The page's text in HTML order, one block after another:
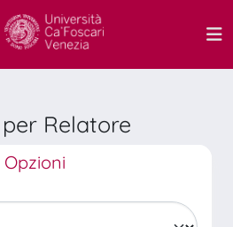
Relatore
Opzioni